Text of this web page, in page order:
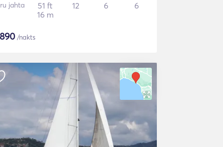
jahta
51 ft
16 m
12 6 6
890 /nakts